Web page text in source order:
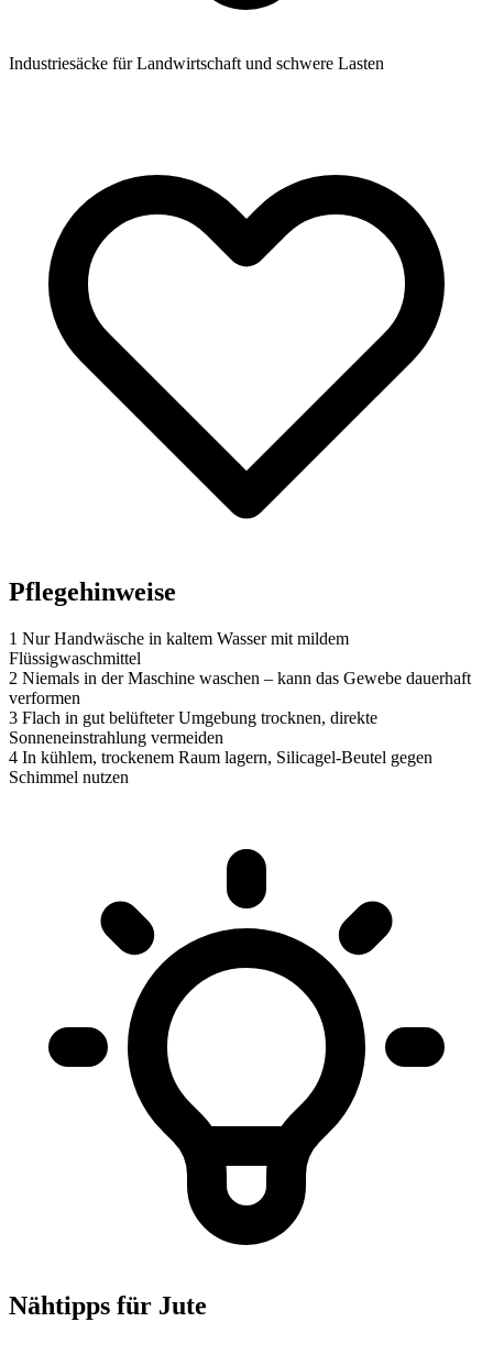
Industriesäcke für Landwirtschaft und schwere Lasten
Pflegehinweise
1 Nur Handwäsche in kaltem Wasser mit mildem
Flüssigwaschmittel
2 Niemals in der Maschine waschen – kann das Gewebe dauerhaft
verformen
3 Flach in gut belüfteter Umgebung trocknen, direkte
Sonneneinstrahlung vermeiden
4 In kühlem, trockenem Raum lagern, Silicagel-Beutel gegen
Schimmel nutzen
Nähtipps für Jute